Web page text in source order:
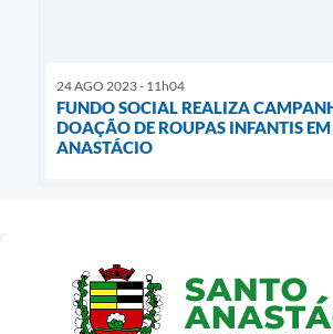
24 AGO 2023 - 11h04
FUNDO SOCIAL REALIZA
DOAÇÃO DE ROUPAS INFANTIS
ANASTÁCIO